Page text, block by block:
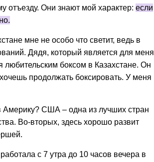
отъезду. Они знают мой характер: если
мне не особо что светит, ведь в
Дядя, который является для меня
боксом в Казахстане. Он
продолжать боксировать. У меня
США – одна из лучших стран
Во-вторых, здесь хорошо развит
с 7 утра до 10 часов вечера в